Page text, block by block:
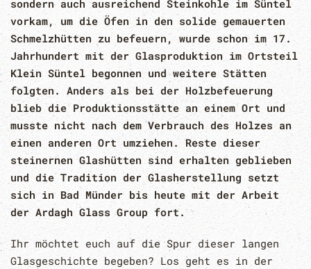
sondern auch ausreichend Steinkohle im Süntel
vorkam, um die Öfen in den solide gemauerten
Schmelzhütten zu befeuern, wurde schon im 17.
Jahrhundert mit der Glasproduktion im Ortsteil
Klein Süntel begonnen und weitere Stätten
folgten. Anders als bei der Holzbefeuerung
blieb die Produktionsstätte an einem Ort und
musste nicht nach dem Verbrauch des Holzes an
einen anderen Ort umziehen. Reste dieser
steinernen Glashütten sind erhalten geblieben
und die Tradition der Glasherstellung setzt
sich in Bad Münder bis heute mit der Arbeit
der Ardagh Glass Group fort.
Ihr möchtet euch auf die Spur dieser langen
Glasgeschichte begeben? Los geht es in der